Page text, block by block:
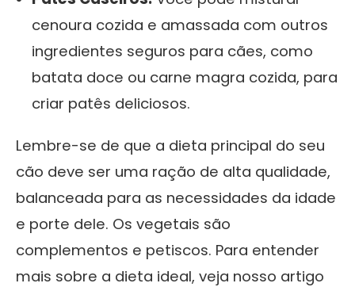
cenoura cozida e amassada com outros
ingredientes seguros para cães, como
batata doce ou carne magra cozida, para
criar patês deliciosos.
Lembre-se de que a dieta principal do seu
cão deve ser uma ração de alta qualidade,
balanceada para as necessidades da idade
e porte dele. Os vegetais são
complementos e petiscos. Para entender
mais sobre a dieta ideal, veja nosso artigo